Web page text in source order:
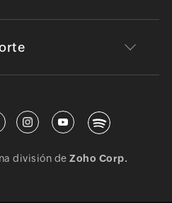
división deZoho Corp.